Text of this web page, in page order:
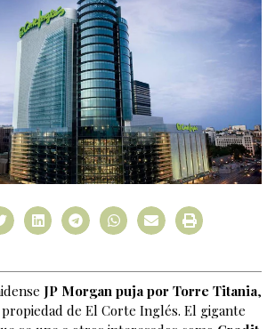
JP Morgan puja por Torre Titania,
de El Corte Inglés. El gigante